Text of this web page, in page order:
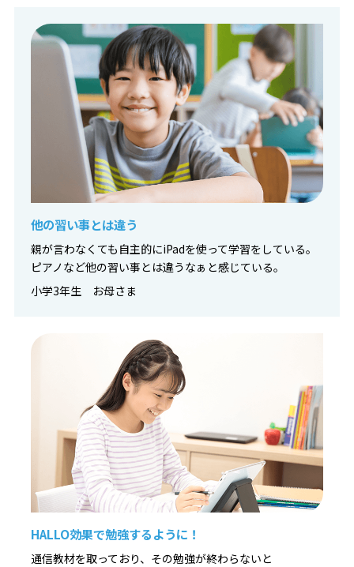
他の習い事とは違う
親が言わなくても自主的にiPadを使って学習をしている。
ピアノなど他の習い事とは違うなぁと感じている。
小学3年生 お母さま
HALLO効果で勉強するように！
通信教材を取っており、その勉強が終わらないと